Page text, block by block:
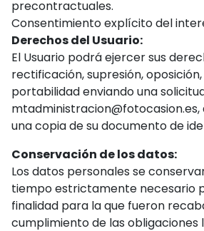
precontractuales.
Consentimiento explícito del
Derechos del Usuario:
El Usuario podrá ejercer sus
rectificación, supresión,
portabilidad enviando una
mtadministracion@fotocasion.es,
una copia de su documento de
Conservación de los datos:
Los datos personales se
tiempo estrictamente necesario
finalidad para la que fueron
cumplimiento de las obligaciones